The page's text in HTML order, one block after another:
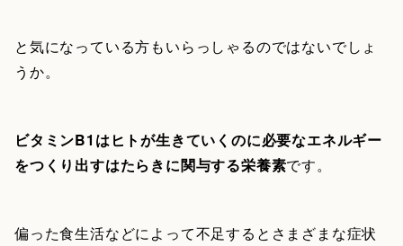
と気になっている方もいらっしゃるのではないでしょ
うか。
ビタミンB1はヒトが生きていくのに必要なエネルギー
をつくり出すはたらきに関与する栄養素です。
偏った食生活などによって不足するとさまざまな症状